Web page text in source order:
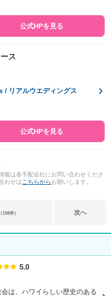
公式HPを見る
ス
/ リアルウエディングス
公式HPを見る
は各手配会社にお問い合わせくださ
わせはこちらから お願いします。
（158件） 次へ
点数
5.0
は、ハワイらしい歴史のある